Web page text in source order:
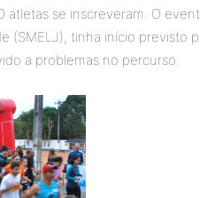
atletas se inscreveram. O
(SMELJ), tinha início previsto
a problemas no percurso.